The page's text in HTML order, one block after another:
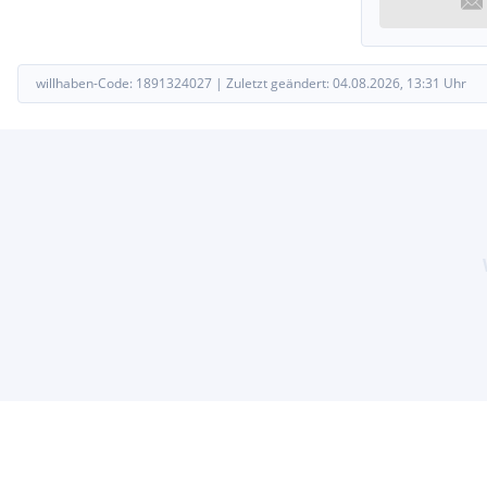
willhaben-Code: 1891324027 | Zuletzt geändert: 04.08.2026, 13:31 Uhr